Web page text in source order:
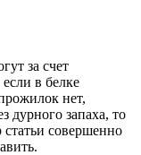
за счет
в белке
нет,
дурного запаха, то
статьи совершенно